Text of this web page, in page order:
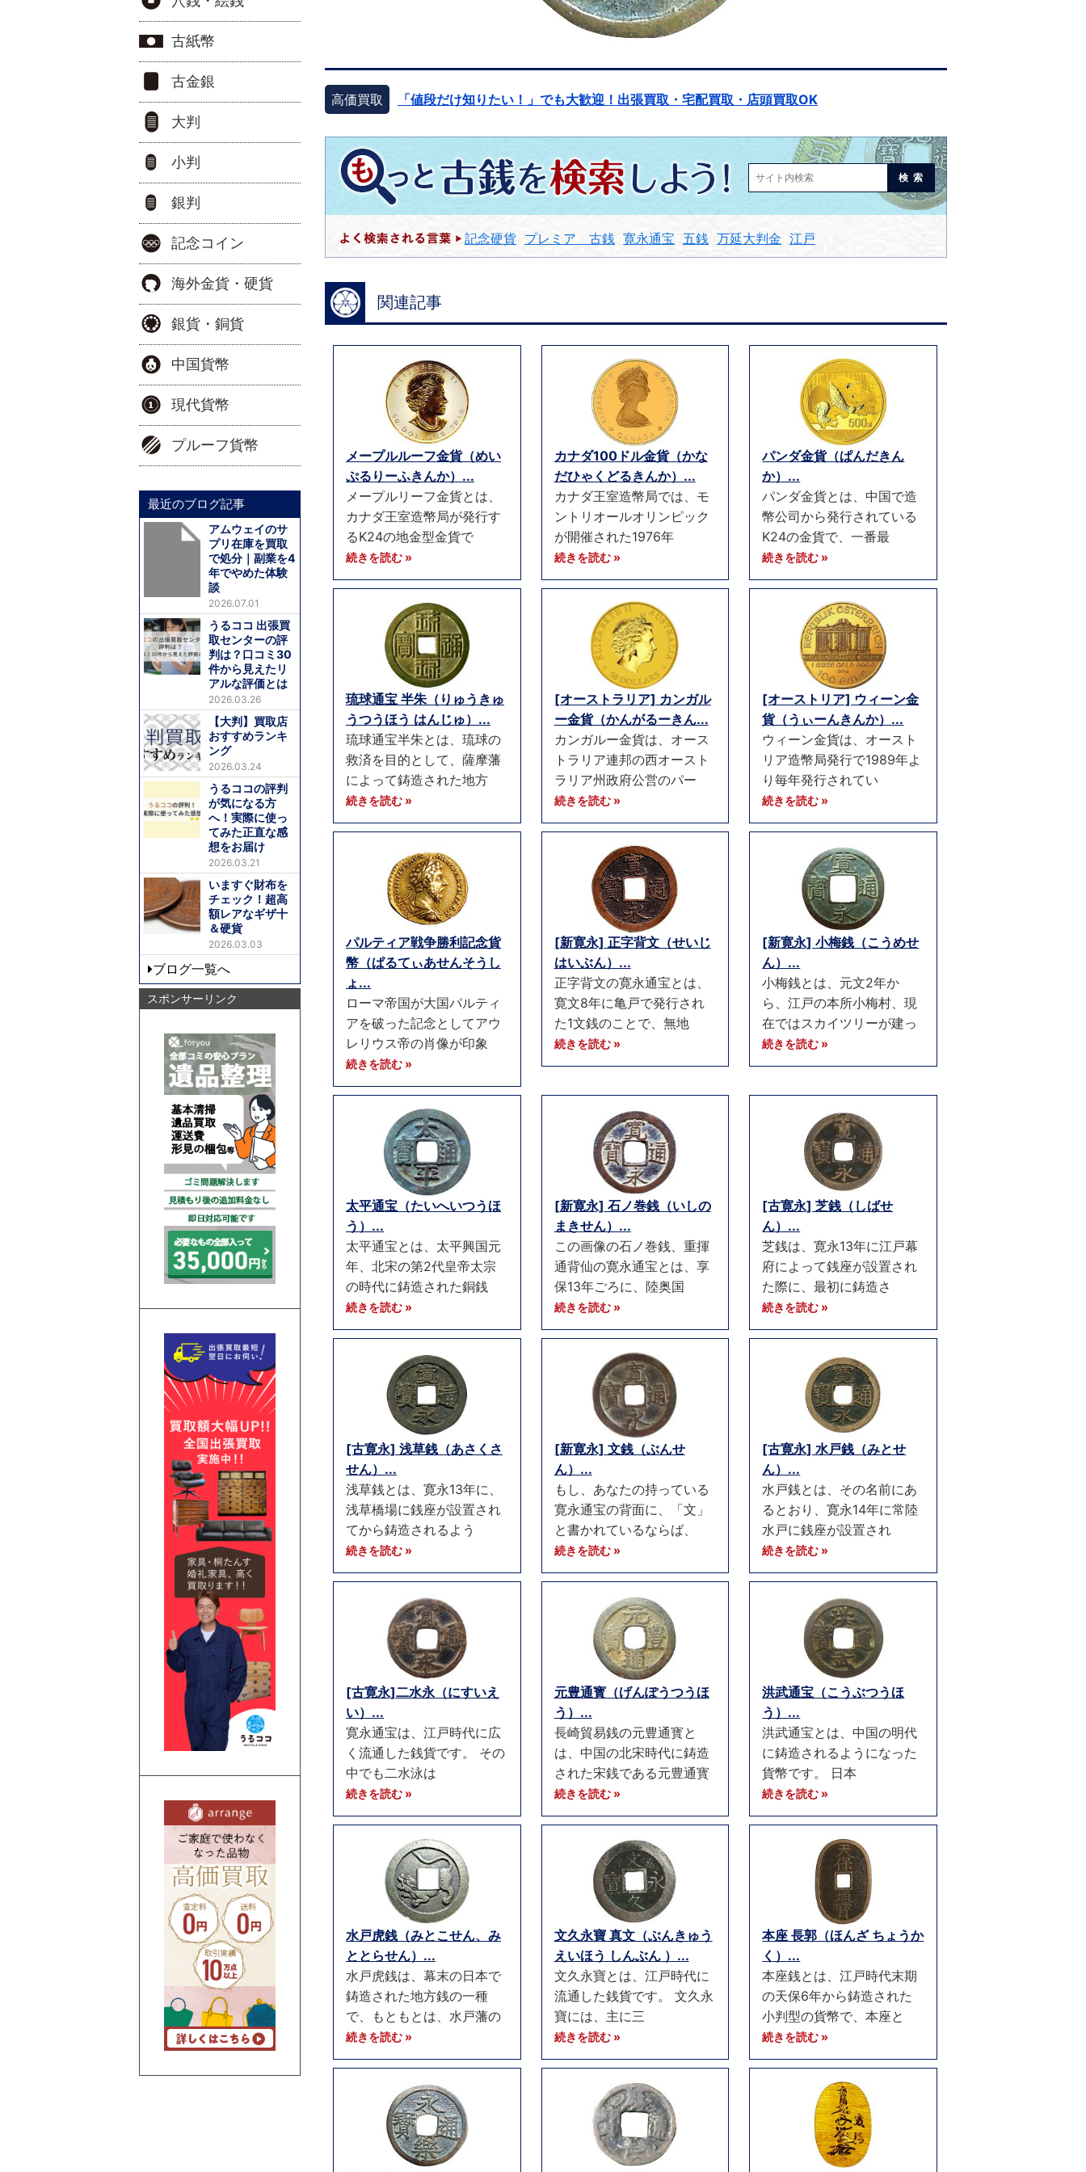
高価買取 「値段だけ知りたい！」でも大歓迎！出張買取・宅配買取・店頭買取OK
検索
記念硬貨 プレミア 古銭 寛永通宝 五銭 万延大判金 江戸
関連記事
メープルルーフ金貨（めい
ぷるりーふきんか）...
メープルリーフ金貨とは、
カナダ王室造幣局が発行す
るK24の地金型金貨で
続きを読む »
カナダ100ドル金貨（かな
だひゃくどるきんか）...
カナダ王室造幣局では、モ
ントリオールオリンピック
が開催された1976年
続きを読む »
パンダ金貨（ぱんだきん
か）...
パンダ金貨とは、中国で造
幣公司から発行されている
K24の金貨で、一番最
続きを読む »
琉球通宝 半朱（りゅうきゅ
うつうほう はんじゅ）...
琉球通宝半朱とは、琉球の
救済を目的として、薩摩藩
によって鋳造された地方
続きを読む »
[オーストラリア] カンガル
ー金貨（かんがるーきん...
カンガルー金貨は、オース
トラリア連邦の西オースト
ラリア州政府公営のパー
続きを読む »
[オーストリア] ウィーン金
貨（うぃーんきんか）...
ウィーン金貨は、オースト
リア造幣局発行で1989年よ
り毎年発行されてい
続きを読む »
パルティア戦争勝利記念貨
幣（ぱるてぃあせんそうし
ょ...
ローマ帝国が大国パルティ
アを破った記念としてアウ
レリウス帝の肖像が印象
続きを読む »
[新寛永] 正字背文（せいじ
はいぶん）...
正字背文の寛永通宝とは、
寛文8年に亀戸で発行され
た1文銭のことで、無地
続きを読む »
[新寛永] 小梅銭（こうめせ
ん）...
小梅銭とは、元文2年か
ら、江戸の本所小梅村、現
在ではスカイツリーが建っ
続きを読む »
太平通宝（たいへいつうほ
う）...
太平通宝とは、太平興国元
年、北宋の第2代皇帝太宗
の時代に鋳造された銅銭
続きを読む »
[新寛永] 石ノ巻銭（いしの
まきせん）...
この画像の石ノ巻銭、重揮
通背仙の寛永通宝とは、享
保13年ごろに、陸奥国
続きを読む »
[古寛永] 芝銭（しばせ
ん）...
芝銭は、寛永13年に江戸幕
府によって銭座が設置され
た際に、最初に鋳造さ
続きを読む »
[古寛永] 浅草銭（あさくさ
せん）...
浅草銭とは、寛永13年に、
浅草橋場に銭座が設置され
てから鋳造されるよう
続きを読む »
[新寛永] 文銭（ぶんせ
ん）...
もし、あなたの持っている
寛永通宝の背面に、「文」
と書かれているならば、
続きを読む »
[古寛永] 水戸銭（みとせ
ん）...
水戸銭とは、その名前にあ
るとおり、寛永14年に常陸
水戸に銭座が設置され
続きを読む »
[古寛永]二水永（にすいえ
い）...
寛永通宝は、江戸時代に広
く流通した銭貨です。 その
中でも二水泳は
続きを読む »
元豊通寳（げんぽうつうほ
う）...
長崎貿易銭の元豊通寳と
は、中国の北宋時代に鋳造
された宋銭である元豊通寳
続きを読む »
洪武通宝（こうぶつうほ
う）...
洪武通宝とは、中国の明代
に鋳造されるようになった
貨幣です。 日本
続きを読む »
水戸虎銭（みとこせん、み
ととらせん）...
水戸虎銭は、幕末の日本で
鋳造された地方銭の一種
で、もともとは、水戸藩の
続きを読む »
文久永寶 真文（ぶんきゅう
えいほう しんぶん ）...
文久永寶とは、江戸時代に
流通した銭貨です。 文久永
寶には、主に三
続きを読む »
本座 長郭（ほんざ ちょうか
く）...
本座銭とは、江戸時代末期
の天保6年から鋳造された
小判型の貨幣で、本座と
続きを読む »
古紙幣
古金銀
大判
小判
銀判
記念コイン
海外金貨・硬貨
銀貨・銅貨
中国貨幣
現代貨幣
プルーフ貨幣
最近のブログ記事
アムウェイのサ
プリ在庫を買取
で処分｜副業を4
年でやめた体験
談
2026.07.01
うるココ 出張買
取センターの評
判は？口コミ30
件から見えたリ
アルな評価とは
2026.03.26
【大判】買取店
おすすめランキ
ング
2026.03.24
うるココの評判
が気になる方
へ！実際に使っ
てみた正直な感
想をお届け
2026.03.21
いますぐ財布を
チェック！超高
額レアなギザ十
＆硬貨
2026.03.03
ブログ一覧へ
スポンサーリンク